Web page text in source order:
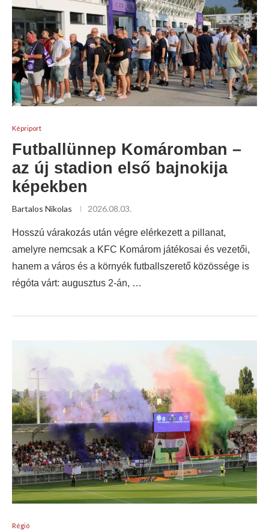
Képriport
Futballünnep Komáromban –
az új stadion első bajnokija
képekben
Bartalos Nikolas 2026.08.03.
Hosszú várakozás után végre elérkezett a pillanat,
amelyre nemcsak a KFC Komárom játékosai és vezetői,
hanem a város és a környék futballszerető közössége is
régóta várt: augusztus 2-án, …
Régió